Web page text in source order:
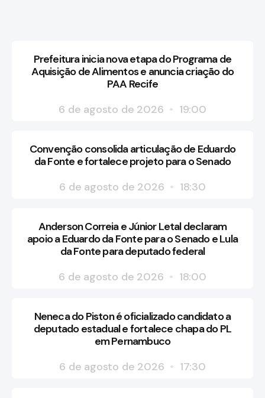
Prefeitura inicia nova etapa do Programa de
Aquisição de Alimentos e anuncia criação do
PAA Recife
6 de agosto de 2026
19:00
Convenção consolida articulação de Eduardo
da Fonte e fortalece projeto para o Senado
6 de agosto de 2026
18:30
Anderson Correia e Júnior Letal declaram
apoio a Eduardo da Fonte para o Senado e Lula
da Fonte para deputado federal
6 de agosto de 2026
18:00
Neneca do Piston é oficializado candidato a
deputado estadual e fortalece chapa do PL
em Pernambuco
6 de agosto de 2026
17:30